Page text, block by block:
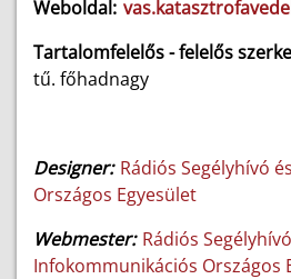
Weboldal:
Tartalomfelelős - felelős
tű. főhadnagy
Designer: Rádiós Segélyhívó
Országos Egyesület
Webmester: Rádiós
Infokommunikációs Országos